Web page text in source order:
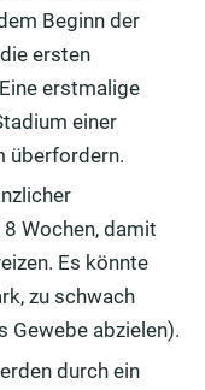
Beginn der
ersten
erstmalige
einer
überfordern.
Wochen, damit
Es könnte
zu schwach
Gewebe abzielen).
durch ein